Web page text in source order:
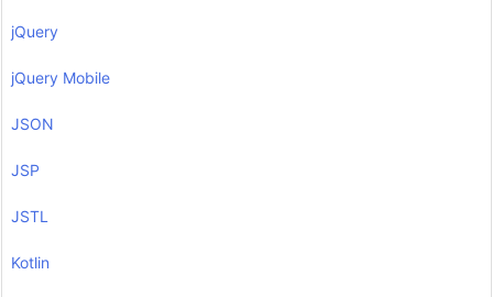
jQuery
jQuery Mobile
JSON
JSP
JSTL
Kotlin